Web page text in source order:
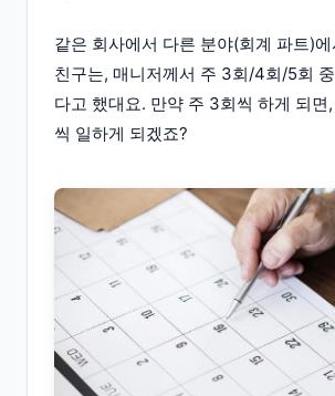
같은 회사에서 다른 분야(회계 파트)
친구는, 매니저께서 주 3회/4회/5회
다고 했대요. 만약 주 3회씩 하게 되면
씩 일하게 되겠죠?